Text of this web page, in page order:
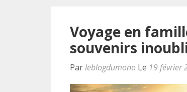
Voyage en
souvenirs
Parleblogdumono Le 19 février